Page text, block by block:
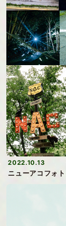
2022.10.13
ニューアコフォ